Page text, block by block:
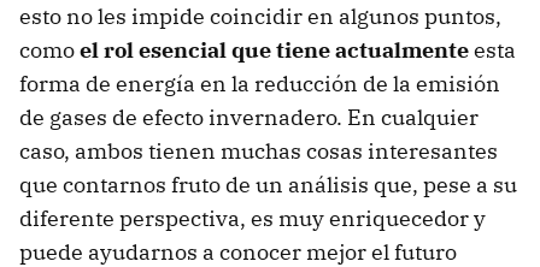
esto no les impide coincidir en algunos puntos,
comoel rol esencial que tiene actualmenteesta
forma de energía en la reducción de la emisión
de gases de efecto invernadero. En cualquier
caso, ambos tienen muchas cosas interesantes
que contarnos fruto de un análisis que, pese a su
diferente perspectiva, es muy enriquecedor y
puede ayudarnos a conocer mejor el futuro